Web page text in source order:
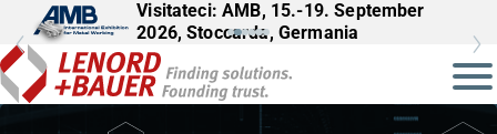
Visitateci: AMB, 15.-19. September
2026, Stoccarda, Germania
Visitateci: InnoTrans, 22.-25.09.2026,
Berlino, Germania